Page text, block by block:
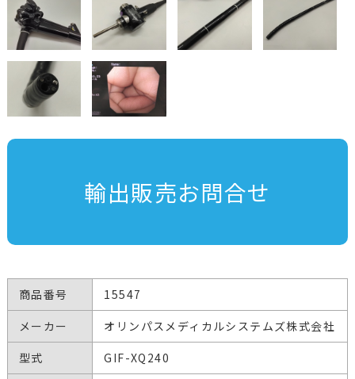
輸出販売お問合せ
商品番号
15547
メーカー
オリンパスメディカルシステムズ株式会社
型式
GIF-XQ240